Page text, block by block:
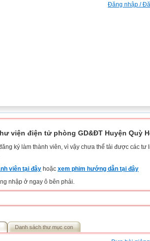
Đăng nhập /
viện điện tử phòng GD&ĐT Huyện Quỳ
ký làm thành viên, vì vậy chưa thể tải được các tư
viên tại đây hoặc xem phim hướng dẫn tại đây
nhập ở ngay ô bên phải.
Danh sách thư mục con